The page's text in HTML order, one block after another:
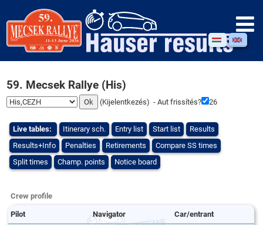
59. Mecsek Rallye (His)
(Kijelentkezés) - Aut frissítés? 26
Live tables: Itinerary sch. Entry list Start list
Results
Results+Info
Penalties Retirements
Compare SS times
Split times
Champ. points Notice board
Crew profile
Pilot Navigator Car/entrant